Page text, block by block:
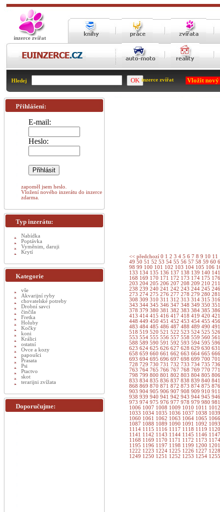
inzerce zvířat
Hledej inzerce zvířat Vložit
<< předchozí 0 1 2 3 4 5 6 7 8 9 10 11
49 50 51 52 53 54 55 56 57 58 59 60
98 99 100 101 102 103 104 105 106
133 134 135 136 137 138 139 140
168 169 170 171 172 173 174 175
203 204 205 206 207 208 209 210
238 239 240 241 242 243 244 245
273 274 275 276 277 278 279 280
308 309 310 311 312 313 314 315
343 344 345 346 347 348 349 350
378 379 380 381 382 383 384 385
413 414 415 416 417 418 419 420
448 449 450 451 452 453 454 455
483 484 485 486 487 488 489 490
518 519 520 521 522 523 524 525
553 554 555 556 557 558 559 560
588 589 590 591 592 593 594 595
623 624 625 626 627 628 629 630
658 659 660 661 662 663 664 665
693 694 695 696 697 698 699 700
728 729 730 731 732 733 734 735
763 764 765 766 767 768 769 770
798 799 800 801 802 803 804 805
833 834 835 836 837 838 839 840
868 869 870 871 872 873 874 875
903 904 905 906 907 908 909 910
938 939 940 941 942 943 944 945
973 974 975 976 977 978 979 980
1006 1007 1008 1009 1010 1011
1033 1034 1035 1036 1037 1038
1060 1061 1062 1063 1064 1065
1087 1088 1089 1090 1091 1092
1114 1115 1116 1117 1118 1119
1141 1142 1143 1144 1145 1146
1168 1169 1170 1171 1172 1173
1195 1196 1197 1198 1199 1200
1222 1223 1224 1225 1226 1227
1249 1250 1251 1252 1253 1254
Přihlášení:
E-mail:
Heslo:
zapoměl jsem heslo.
Vložení nového inzerátu do inzerce
zdarma.
Typ inzerátu:
Nabídka
Poptávka
Vyměnim, daruji
Krytí
Kategorie
vše
Akvarijní ryby
chovatelské potreby
Drobní savci
činčila
Fretka
Holuby
Kočky
koni
Králici
ostatní
Ovce a kozy
papoušci
Prasata
Psi
Ptactvo
skot
terarijni zvížata
Doporučujme: